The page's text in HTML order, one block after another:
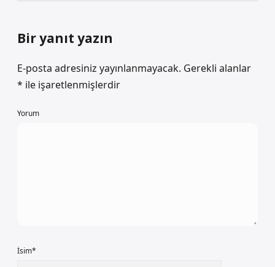
Bir yanıt yazın
E-posta adresiniz yayınlanmayacak. Gerekli alanlar
* ile işaretlenmişlerdir
Yorum
İsim*